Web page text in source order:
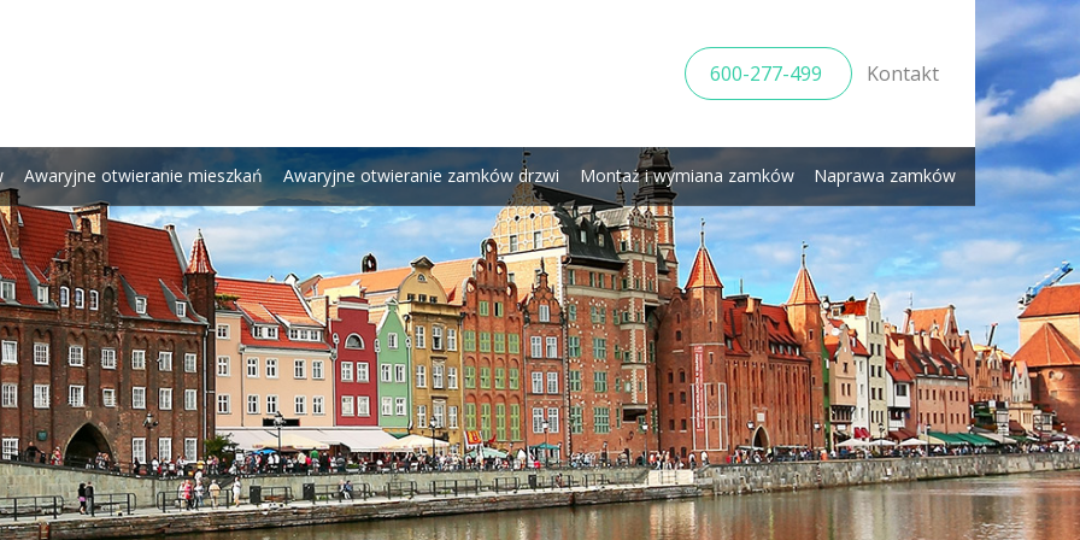
600-277-499 Kontakt
Awaryjne otwieranie mieszkań Awaryjne otwieranie zamków drzwi Montaż i wymiana zamków Naprawa zamków